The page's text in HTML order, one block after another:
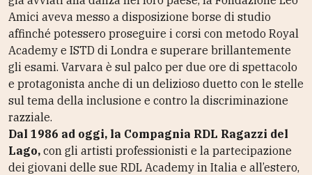
Amici aveva messo a disposizione borse di studio
affinché potessero proseguire i corsi con metodo Royal
Academy e ISTD di Londra e superare brillantemente
gli esami. Varvara è sul palco per due ore di spettacolo
e protagonista anche di un delizioso duetto con le stelle
sul tema della inclusione e contro la discriminazione
razziale.
Dal 1986 ad oggi, la Compagnia RDL Ragazzi del
Lago, con gli artisti professionisti e la partecipazione
dei giovani delle sue RDL Academy in Italia e all’estero,